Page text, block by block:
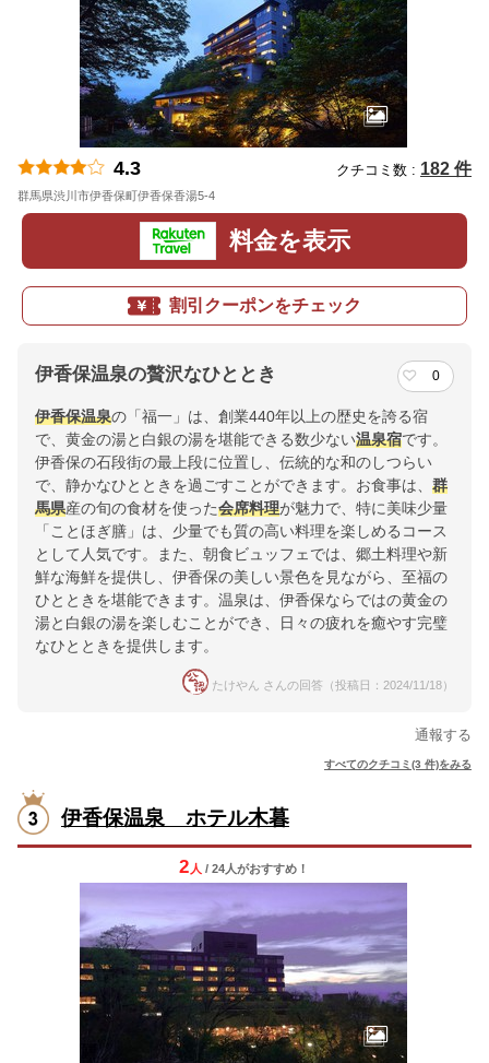
4.3 クチコミ数 : 182 件
群馬県渋川市伊香保町伊香保香湯5-4
料金を表示
割引クーポンをチェック
伊香保温泉の贅沢なひととき 0
伊香保温泉の「福一」は、創業440年以上の歴史を誇る宿
で、黄金の湯と白銀の湯を堪能できる数少ない温泉宿です。
伊香保の石段街の最上段に位置し、伝統的な和のしつらい
で、静かなひとときを過ごすことができます。お食事は、 群
馬県産の旬の食材を使った会席料理が魅力で、特に美味少量
「ことほぎ膳」は、少量でも質の高い料理を楽しめるコース
として人気です。また、朝食ビュッフェでは、郷土料理や新
鮮な海鮮を提供し、伊香保の美しい景色を見ながら、至福の
ひとときを堪能できます。温泉は、伊香保ならではの黄金の
湯と白銀の湯を楽しむことができ、日々の疲れを癒やす完璧
なひとときを提供します。
たけやん さんの回答（投稿日：2024/11/18）
通報する
すべてのクチコミ(3 件)をみる
伊香保温泉 ホテル木暮
2 人 / 24人がおすすめ！